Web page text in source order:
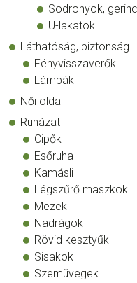
Sodronyok,
U-lakatok
Láthatóság, biztonság
Fényvisszaverők
Lámpák
Női oldal
Ruházat
Cipők
Esőruha
Kamásli
Légszűrő maszkok
Mezek
Nadrágok
Rövid kesztyűk
Sisakok
Szemüvegek